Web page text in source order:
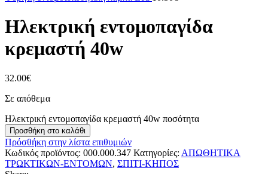
Ηλεκτρική εντομοπαγίδα
κρεμαστή 40w
32.00€
Σε απόθεμα
Ηλεκτρική εντομοπαγίδα κρεμαστή 40w ποσότητα
Προσθήκη στο καλάθι
Πρόσθήκη στην λίστα επιθυμιών
Κωδικός προϊόντος: 000.000.347 Κατηγορίες: ΑΠΩΘΗΤΙΚΑ
ΤΡΩΚΤΙΚΩΝ-ΕΝΤΟΜΩΝ, ΣΠΙΤΙ-ΚΗΠΟΣ